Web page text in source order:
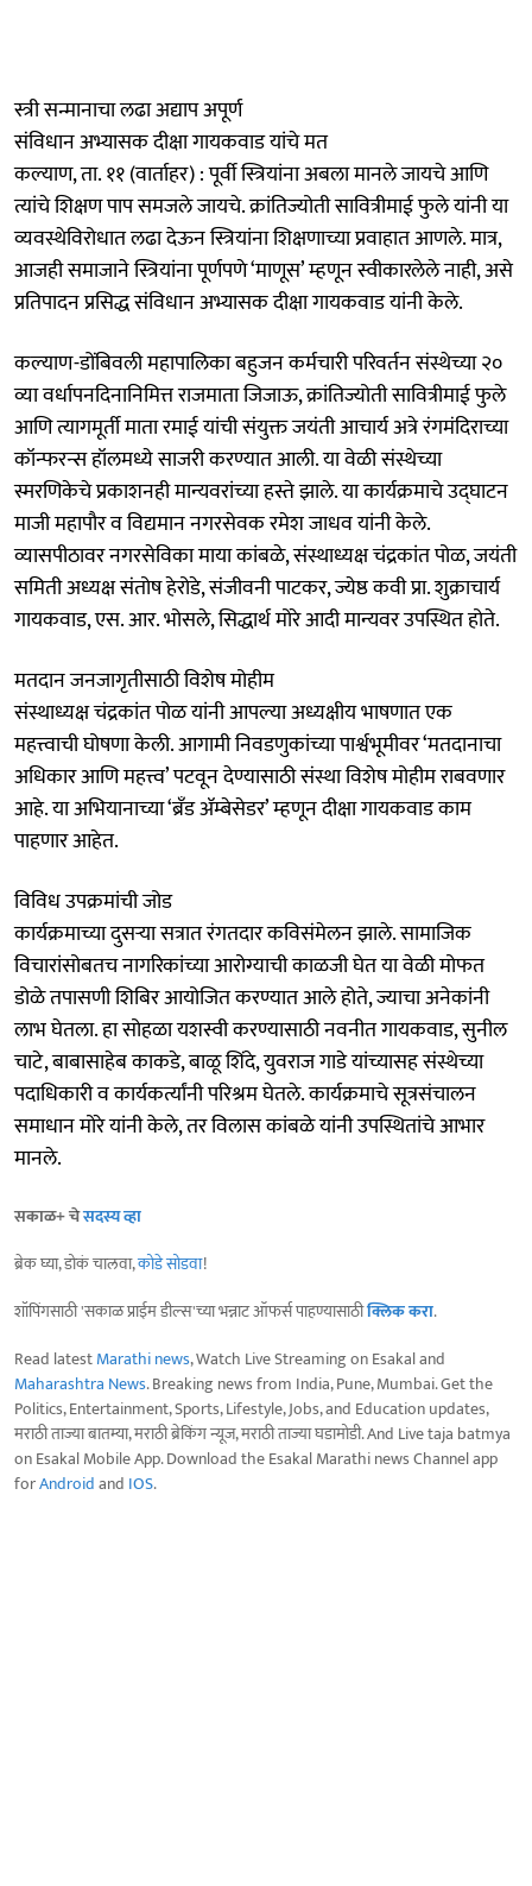
स्त्री सन्मानाचा लढा अद्याप अपूर्ण
संविधान अभ्यासक दीक्षा गायकवाड यांचे मत
कल्याण, ता. ११ (वार्ताहर) : पूर्वी स्त्रियांना अबला मानले जायचे आणि
त्यांचे शिक्षण पाप समजले जायचे. क्रांतिज्योती सावित्रीमाई फुले यांनी या
व्यवस्थेविरोधात लढा देऊन स्त्रियांना शिक्षणाच्या प्रवाहात आणले. मात्र,
आजही समाजाने स्त्रियांना पूर्णपणे ‘माणूस’ म्हणून स्वीकारलेले नाही, असे
प्रतिपादन प्रसिद्ध संविधान अभ्यासक दीक्षा गायकवाड यांनी केले.
कल्याण-डोंबिवली महापालिका बहुजन कर्मचारी परिवर्तन संस्थेच्या २०
व्या वर्धापनदिनानिमित्त राजमाता जिजाऊ, क्रांतिज्योती सावित्रीमाई फुले
आणि त्यागमूर्ती माता रमाई यांची संयुक्त जयंती आचार्य अत्रे रंगमंदिराच्या
कॉन्फरन्स हॉलमध्ये साजरी करण्यात आली. या वेळी संस्थेच्या
स्मरणिकेचे प्रकाशनही मान्यवरांच्या हस्ते झाले. या कार्यक्रमाचे उद्घाटन
माजी महापौर व विद्यमान नगरसेवक रमेश जाधव यांनी केले.
व्यासपीठावर नगरसेविका माया कांबळे, संस्थाध्यक्ष चंद्रकांत पोळ, जयंती
समिती अध्यक्ष संतोष हेरोडे, संजीवनी पाटकर, ज्येष्ठ कवी प्रा. शुक्राचार्य
गायकवाड, एस. आर. भोसले, सिद्धार्थ मोरे आदी मान्यवर उपस्थित होते.
मतदान जनजागृतीसाठी विशेष मोहीम
संस्थाध्यक्ष चंद्रकांत पोळ यांनी आपल्या अध्यक्षीय भाषणात एक
महत्त्वाची घोषणा केली. आगामी निवडणुकांच्या पार्श्वभूमीवर ‘मतदानाचा
अधिकार आणि महत्त्व’ पटवून देण्यासाठी संस्था विशेष मोहीम राबवणार
आहे. या अभियानाच्या ‘ब्रँड ॲम्बेसेडर’ म्हणून दीक्षा गायकवाड काम
पाहणार आहेत.
विविध उपक्रमांची जोड
कार्यक्रमाच्या दुसऱ्या सत्रात रंगतदार कविसंमेलन झाले. सामाजिक
विचारांसोबतच नागरिकांच्या आरोग्याची काळजी घेत या वेळी मोफत
डोळे तपासणी शिबिर आयोजित करण्यात आले होते, ज्याचा अनेकांनी
लाभ घेतला. हा सोहळा यशस्वी करण्यासाठी नवनीत गायकवाड, सुनील
चाटे, बाबासाहेब काकडे, बाळू शिंदे, युवराज गाडे यांच्यासह संस्थेच्या
पदाधिकारी व कार्यकर्त्यांनी परिश्रम घेतले. कार्यक्रमाचे सूत्रसंचालन
समाधान मोरे यांनी केले, तर विलास कांबळे यांनी उपस्थितांचे आभार
मानले.
सकाळ+ चेसदस्य व्हा
ब्रेक घ्या, डोकं चालवा,कोडे सोडवा!
शॉपिंगसाठी 'सकाळ प्राईम डील्स'च्या भन्नाट ऑफर्स पाहण्यासाठीक्लिक करा.
Read latestMarathi news, Watch Live Streaming on Esakal and
Maharashtra News. Breaking news from India, Pune, Mumbai. Get the
Politics, Entertainment, Sports, Lifestyle, Jobs, and Education updates,
मराठी ताज्या बातम्या, मराठी ब्रेकिंग न्यूज, मराठी ताज्या घडामोडी. And Live taja batmya
on Esakal Mobile App. Download the Esakal Marathi news Channel app
forAndroidand IOS.